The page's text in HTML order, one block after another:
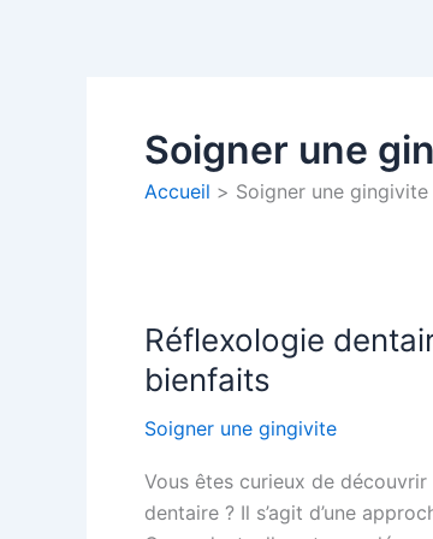
Soigner une
Accueil Soigner une gingivite
Réflexologie
bienfaits
Soigner une gingivite
Vous êtes curieux de
dentaire ? Il s’agit d’une
Réflexologie
dentaire
:
découvrez
technique
et